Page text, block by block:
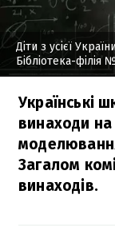
Діти з усієї
Бібліотека-філія
Українські
винаходи на
Загалом
винаходів.